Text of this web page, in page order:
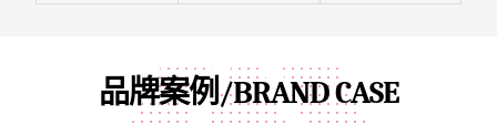
品牌案例/BRAND CASE